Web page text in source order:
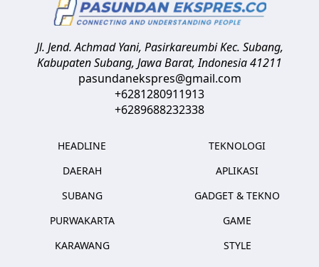
Jl. Jend. Achmad Yani, Pasirkareumbi Kec. Subang,
Kabupaten Subang, Jawa Barat,Indonesia41211
pasundanekspres@gmail.com
+6281280911913
+6289688232338
HEADLINE
DAERAH
SUBANG
PURWAKARTA
KARAWANG
TEKNOLOGI
APLIKASI
GADGET & TEKNO
GAME
STYLE